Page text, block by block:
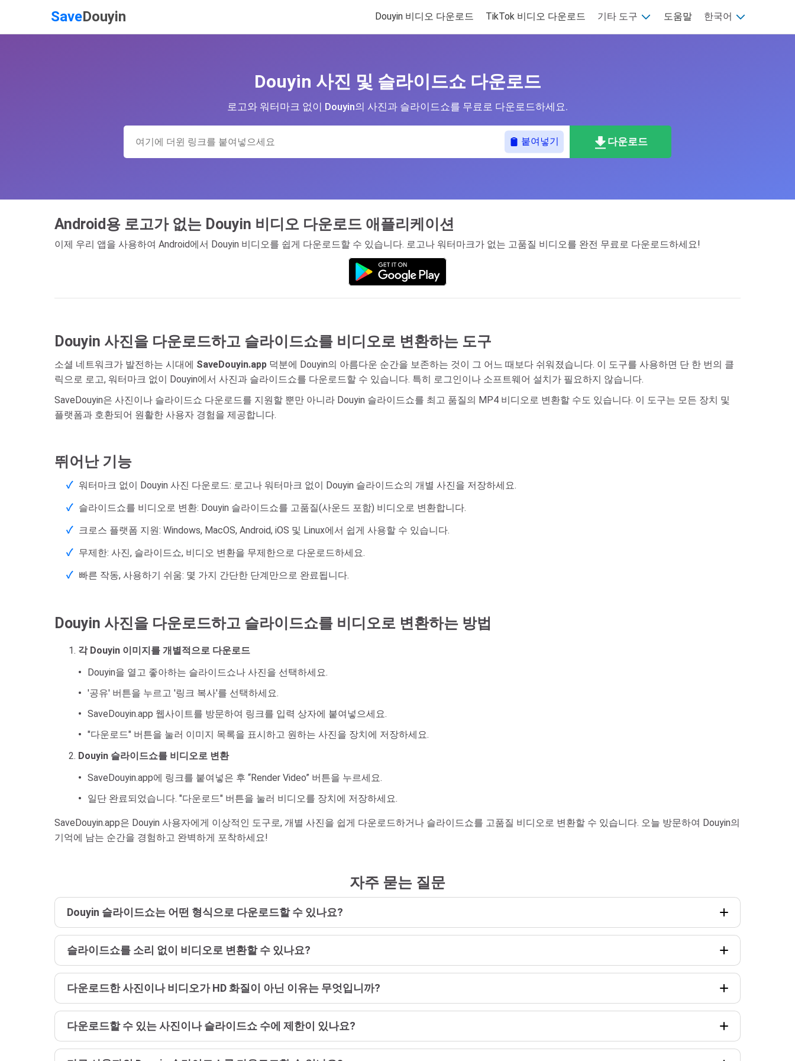
SaveDouyin Douyin 비디오 다운로드 TikTok 비디오 다운로드 기타 도구 도움말 한국어
Douyin 사진 및 슬라이드쇼 다운로드
로고와 워터마크 없이 Douyin의 사진과 슬라이드쇼를 무료로 다운로드하세요.
붙여넣기 다운로드
Android용 로고가 없는 Douyin 비디오 다운로드 애플리케이션
이제 우리 앱을 사용하여 Android에서 Douyin 비디오를 쉽게 다운로드할 수 있습니다. 로고나 워터마크가 없는 고품질 비디오를 완전 무료로 다운로드하세요!
Douyin 사진을 다운로드하고 슬라이드쇼를 비디오로 변환하는 도구
소셜 네트워크가 발전하는 시대에 SaveDouyin.app 덕분에 Douyin의 아름다운 순간을 보존하는 것이 그 어느 때보다 쉬워졌습니다. 이 도구를 사용하면 단 한 번의 클
릭으로 로고, 워터마크 없이 Douyin에서 사진과 슬라이드쇼를 다운로드할 수 있습니다. 특히 로그인이나 소프트웨어 설치가 필요하지 않습니다.
SaveDouyin은 사진이나 슬라이드쇼 다운로드를 지원할 뿐만 아니라 Douyin 슬라이드쇼를 최고 품질의 MP4 비디오로 변환할 수도 있습니다. 이 도구는 모든 장치 및
플랫폼과 호환되어 원활한 사용자 경험을 제공합니다.
뛰어난 기능
워터마크 없이 Douyin 사진 다운로드: 로고나 워터마크 없이 Douyin 슬라이드쇼의 개별 사진을 저장하세요.
슬라이드쇼를 비디오로 변환: Douyin 슬라이드쇼를 고품질(사운드 포함) 비디오로 변환합니다.
크로스 플랫폼 지원: Windows, MacOS, Android, iOS 및 Linux에서 쉽게 사용할 수 있습니다.
무제한: 사진, 슬라이드쇼, 비디오 변환을 무제한으로 다운로드하세요.
빠른 작동, 사용하기 쉬움: 몇 가지 간단한 단계만으로 완료됩니다.
Douyin 사진을 다운로드하고 슬라이드쇼를 비디오로 변환하는 방법
각 Douyin 이미지를 개별적으로 다운로드
Douyin을 열고 좋아하는 슬라이드쇼나 사진을 선택하세요.
'공유' 버튼을 누르고 '링크 복사'를 선택하세요.
SaveDouyin.app 웹사이트를 방문하여 링크를 입력 상자에 붙여넣으세요.
"다운로드" 버튼을 눌러 이미지 목록을 표시하고 원하는 사진을 장치에 저장하세요.
Douyin 슬라이드쇼를 비디오로 변환
SaveDouyin.app에 링크를 붙여넣은 후 “Render Video” 버튼을 누르세요.
일단 완료되었습니다. "다운로드" 버튼을 눌러 비디오를 장치에 저장하세요.
SaveDouyin.app은 Douyin 사용자에게 이상적인 도구로, 개별 사진을 쉽게 다운로드하거나 슬라이드쇼를 고품질 비디오로 변환할 수 있습니다. 오늘 방문하여 Douyin의
기억에 남는 순간을 경험하고 완벽하게 포착하세요!
자주 묻는 질문
Douyin 슬라이드쇼는 어떤 형식으로 다운로드할 수 있나요?
슬라이드쇼를 소리 없이 비디오로 변환할 수 있나요?
다운로드한 사진이나 비디오가 HD 화질이 아닌 이유는 무엇입니까?
다운로드할 수 있는 사진이나 슬라이드쇼 수에 제한이 있나요?